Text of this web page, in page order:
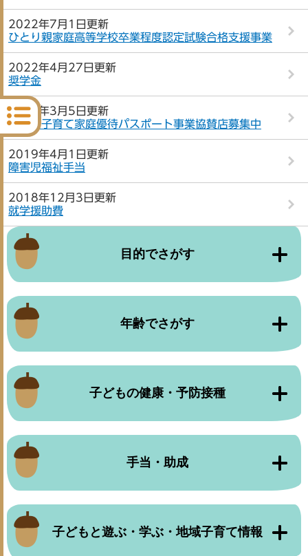
2022年7月1日更新
ひとり親家庭高等学校卒業程度認定試験合格支援事業
2022年4月27日更新
奨学金
2020年3月5日更新
ながの子育て家庭優待パスポート事業協賛店募集中
2019年4月1日更新
障害児福祉手当
2018年12月3日更新
就学援助費
目的でさがす
年齢でさがす
子どもの健康・予防接種
手当・助成
子どもと遊ぶ・学ぶ・地域子育て情報